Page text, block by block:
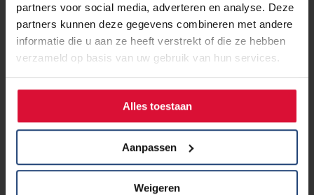
partners voor social media, adverteren en analyse. Deze
partners kunnen deze gegevens combineren met andere
informatie die u aan ze heeft verstrekt of die ze hebben
verzameld op basis van uw gebruik van hun services.
Alles toestaan
Aanpassen
Weigeren
Nieuw boekje over radiotherapie bij
Lees verder